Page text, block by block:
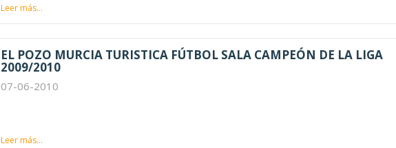
Leer más...
EL POZO MURCIA TURISTICA FÚTBOL SALA CAMPEÓN DE LA LIGA
2009/2010
07-06-2010
Leer más...